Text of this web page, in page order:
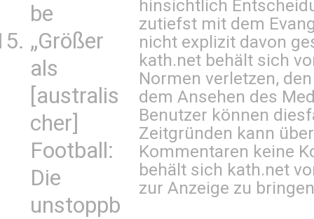
be
„Größer
als
[australis
cher]
Football:
Die
unstoppb
hinsichtlich
zutiefst mit dem
nicht explizit davon
kath.net behält sich
Normen verletzen,
dem Ansehen des
Benutzer können
Zeitgründen kann
Kommentaren keine
behält sich kath.net
zur Anzeige zu